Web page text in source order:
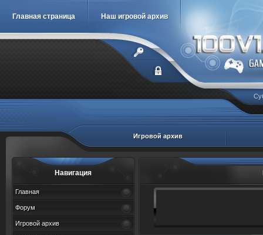
Главная страница Наш игровой архив
Игровой архив
Навигация
Главная
Форум
Игровой архив